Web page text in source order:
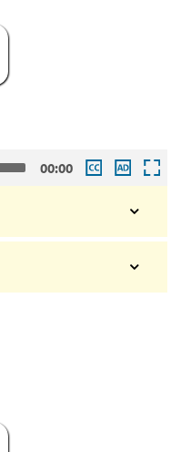
00:00